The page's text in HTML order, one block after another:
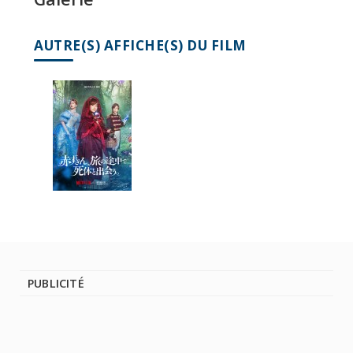
AUTRE(S) AFFICHE(S) DU FILM
PUBLICITÉ